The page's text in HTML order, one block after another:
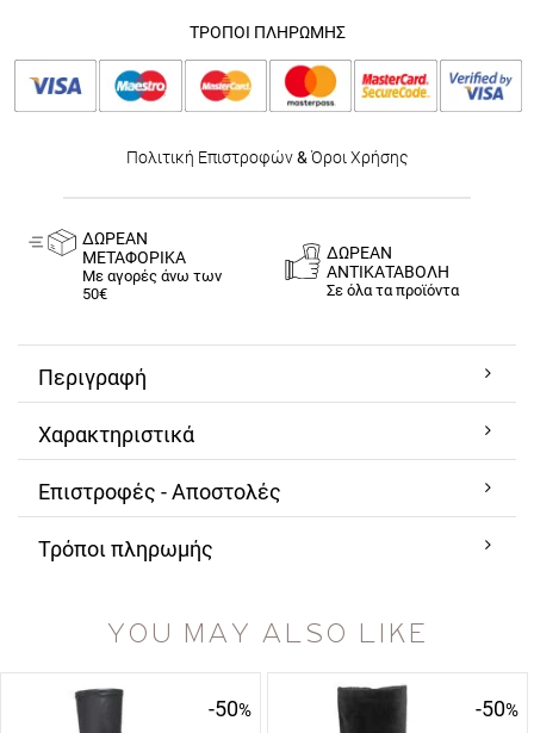
ΤΡΟΠΟΙ ΠΛΗΡΩΜΗΣ
Πολιτική Επιστροφών& Όροι Χρήσης
ΔΩΡΕΑΝ
ΜΕΤΑΦΟΡΙΚΑ
Με αγορές άνω των
50€
ΔΩΡΕΑΝ
ΑΝΤΙΚΑΤΑΒΟΛΗ
Σε όλα τα προϊόντα
Περιγραφή
Χαρακτηριστικά
Επιστροφές - Αποστολές
Τρόποι πληρωμής
YOU MAY ALSO LIKE
-50% -50%